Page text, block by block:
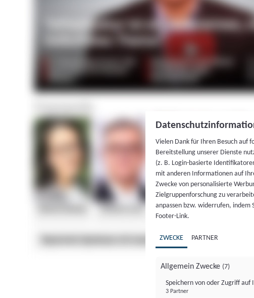
Vielen Dank für Ihren Besuch auf
Bereitstellung unserer Dienste
(z. B. Login-basierte
mit anderen Informationen auf
Zwecke von personalisierte
Zielgruppenforschung zu
anpassen bzw. widerrufen, indem
Footer-Link.
ZWECKE PARTNER
Allgemein Zwecke (7)
Speichern von oder Zugriff
3 Partner